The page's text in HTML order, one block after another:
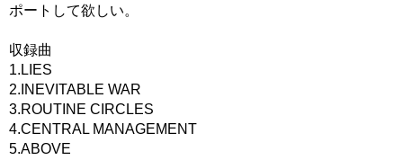
ポートして欲しい。
収録曲
1.LIES
2.INEVITABLE WAR
3.ROUTINE CIRCLES
4.CENTRAL MANAGEMENT
5.ABOVE